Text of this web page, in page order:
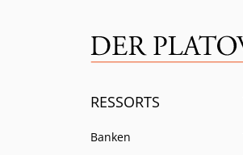
RESSORTS
Banken